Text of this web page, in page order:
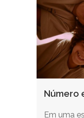
Número
Em uma